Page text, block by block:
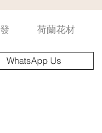
荷蘭花材
WhatsApp Us